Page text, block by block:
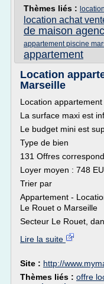
Thèmes liés :
location achat
de maison
appartement piscine
appartement
Location
Marseille
Location
La surface maxi est
Le budget mini est
Type de bien
131 Offres
Loyer moyen : 748
Trier par
Appartement -
Le Rouet o Marseille
Secteur Le Rouet,
Lire la suite
Site : http://
Thèmes liés : offre